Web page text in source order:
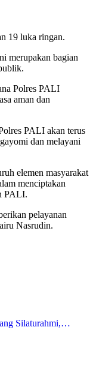
19 luka ringan.
merupakan bagian
Polres PALI
aman dan
PALI akan terus
dan melayani
elemen masyarakat
menciptakan
PALI.
pelayanan
Nasrudin.
Silaturahmi,…